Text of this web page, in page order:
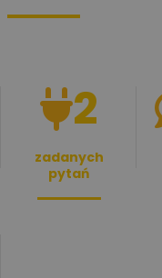
2
zadanych
pytań